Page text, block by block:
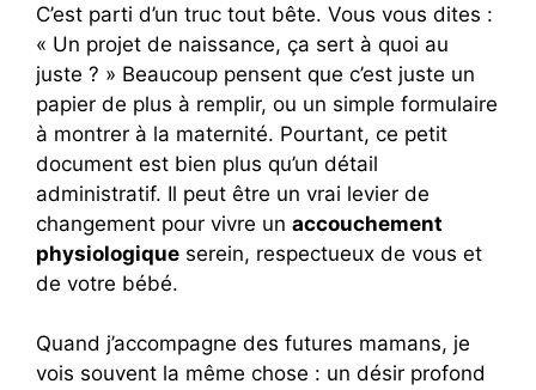
C’est parti d’un truc tout bête. Vous vous dites :
« Un projet de naissance, ça sert à quoi au
juste ? » Beaucoup pensent que c’est juste un
papier de plus à remplir, ou un simple formulaire
à montrer à la maternité. Pourtant, ce petit
document est bien plus qu’un détail
administratif. Il peut être un vrai levier de
changement pour vivre un accouchement
physiologique serein, respectueux de vous et
de votre bébé.
Quand j’accompagne des futures mamans, je
vois souvent la même chose : un désir profond